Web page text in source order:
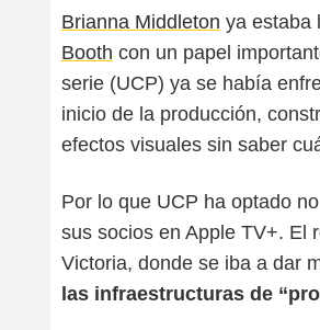
Brianna Middleton ya estaba
Booth con un papel
serie (UCP) ya se había
inicio de la producción,
efectos visuales sin saber
Por lo que UCP ha optado
sus socios en Apple TV+. El
Victoria, donde se iba a dar
las infraestructuras de